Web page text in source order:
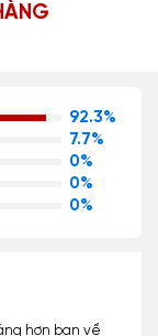
92.3%
7.7%
0%
0%
0%
hơn bạn về